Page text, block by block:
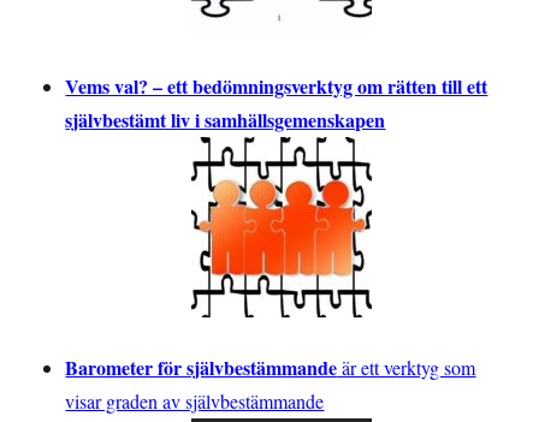
Vems val? – ett bedömningsverktyg om rätten till ett
självbestämt liv i samhällsgemenskapen
Barometer för självbestämmandeär ett verktyg som
visar graden av självbestämmande